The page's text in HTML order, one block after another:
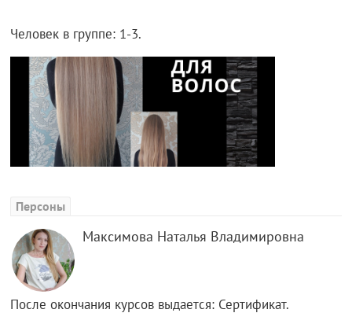
Человек в группе: 1-3.
Персоны
Максимова Наталья Владимировна
После окончания курсов выдается: Сертификат.